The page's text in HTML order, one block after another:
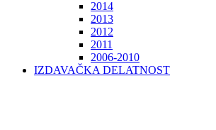
2014
2013
2012
2011
2006-2010
IZDAVAČKA DELATNOST